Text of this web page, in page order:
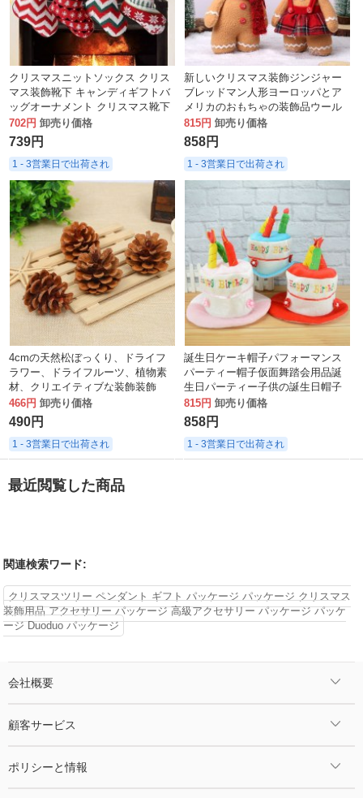
クリスマスニットソックス クリス
マス装飾靴下 キャンディギフトバ
ッグオーナメント クリスマス靴下
のオーナメント ギフトバッグ
702円 卸売り価格
739円
1 - 3営業日で出荷され
新しいクリスマス装飾ジンジャー
ブレッドマン人形ヨーロッパとア
メリカのおもちゃの装飾品ウール
ドワーフ人形
815円 卸売り価格
858円
1 - 3営業日で出荷され
4cmの天然松ぼっくり、ドライフ
ラワー、ドライフルーツ、植物素
材、クリエイティブな装飾装飾
品、写真小道具、クリスマスデコ
レーション。
466円 卸売り価格
490円
1 - 3営業日で出荷され
誕生日ケーキ帽子パフォーマンス
パーティー帽子仮面舞踏会用品誕
生日パーティー子供の誕生日帽子
装飾用品
815円 卸売り価格
858円
1 - 3営業日で出荷され
最近閲覧した商品
関連検索ワード:
クリスマスツリー ペンダント ギフト パッケージ パッケージ クリスマス
装飾用品 アクセサリー パッケージ 高級アクセサリー パッケージ パッケ
ージ Duoduo パッケージ
会社概要
顧客サービス
ポリシーと情報